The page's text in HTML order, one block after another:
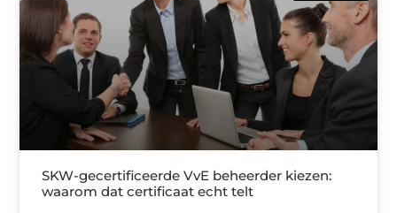
SKW-gecertificeerde VvE beheerder kiezen:
waarom dat certificaat echt telt